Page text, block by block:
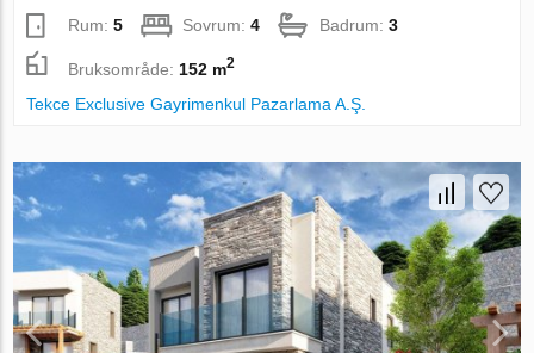
Rum:5 Sovrum:4 Badrum:3
Bruksområde: 152 m2
Tekce Exclusive Gayrimenkul Pazarlama A.Ş.